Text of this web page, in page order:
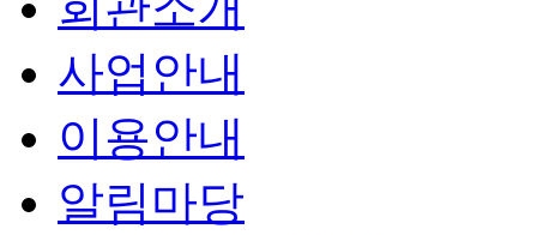
사업안내
이용안내
알림마당